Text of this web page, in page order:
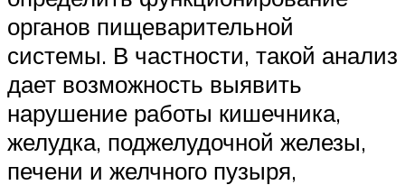
органов пищеварительной
системы. В частности, такой анализ
дает возможность выявить
нарушение работы кишечника,
желудка, поджелудочной железы,
печени и желчного пузыря,